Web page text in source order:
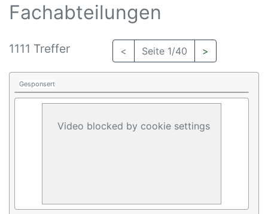
Fachabteilungen
1111 Treffer < Seite 1/40 >
Gesponsert
Video blocked by cookie settings